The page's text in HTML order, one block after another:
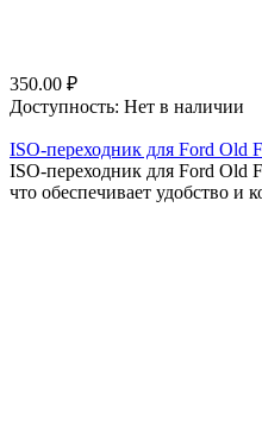
350.00 ₽
Доступность: Нет в наличии
ISO-переходник для Ford Old
ISO-переходник для Ford Old
что обеспечивает удобство и